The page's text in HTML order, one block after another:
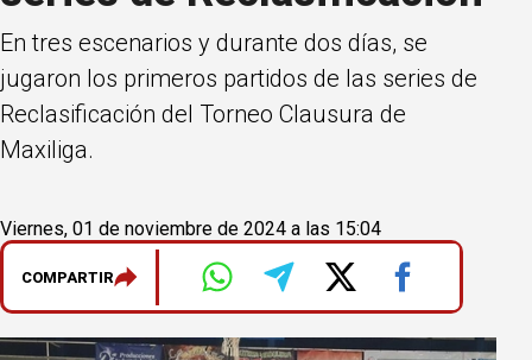
En tres escenarios y durante dos días, se
jugaron los primeros partidos de las series de
Reclasificación del Torneo Clausura de
Maxiliga.
Viernes, 01 de noviembre de 2024 a las 15:04
COMPARTIR